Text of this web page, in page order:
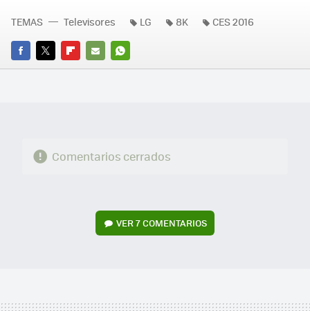
FACEBOOK
TWITTERFLIPBOARD
E-
WHATSAPP
TEMAS Televisores LG 8K CES 2016
Comentarios cerrados
VER7 COMENTARIOS